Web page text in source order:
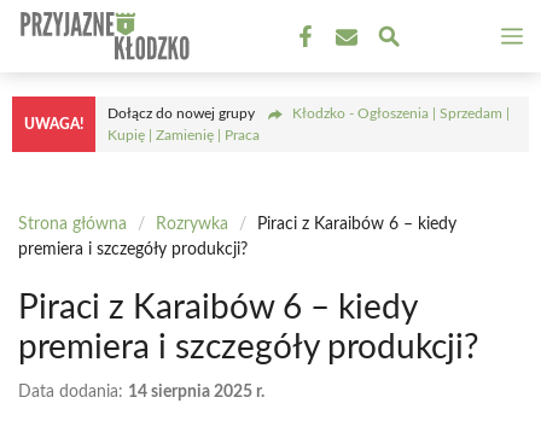
Przejdź
treści
UWAGA!
Dołącz do nowej grupy
Kłodzko - Ogłoszenia | Sprzedam |
Kupię | Zamienię | Praca
Strona główna / Rozrywka /
Piraci z Karaibów 6 – kiedy
premiera i szczegóły produkcji?
Piraci z Karaibów 6 – kiedy
premiera i szczegóły produkcji?
Data dodania: 14 sierpnia 2025 r.